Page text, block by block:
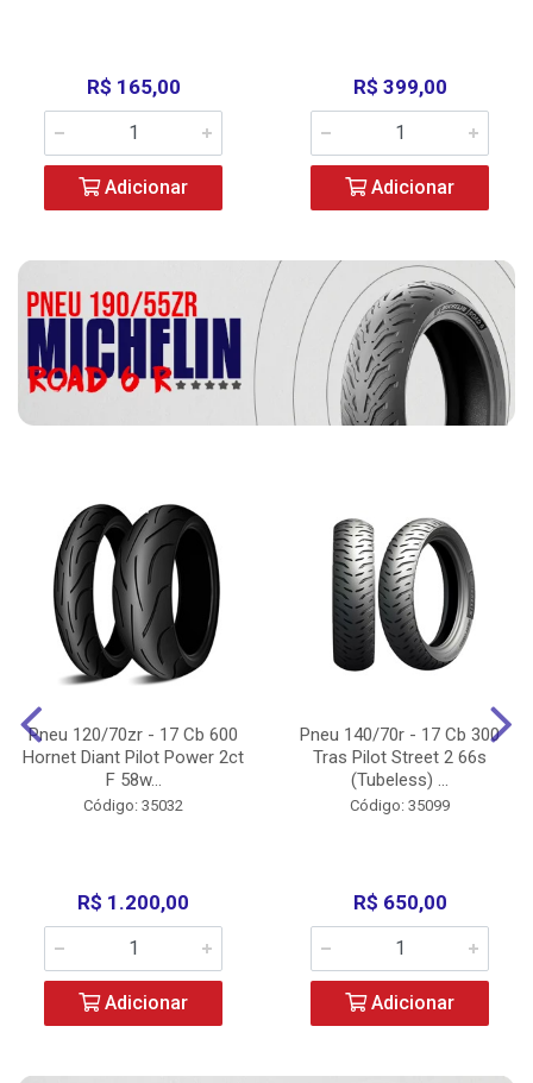
R$ 165,00
Adicionar
R$ 399,00
Adicionar
Pneu 120/70zr - 17 Cb 600
Hornet Diant Pilot Power 2ct
F 58w...
Código: 35032
R$ 1.200,00
Adicionar
Pneu 140/70r - 17 Cb 300
Tras Pilot Street 2 66s
(Tubeless) ...
Código: 35099
R$ 650,00
Adicionar